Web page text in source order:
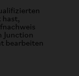
hast,
Junction
bearbeiten